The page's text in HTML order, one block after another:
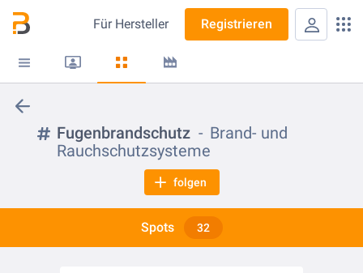
Für Hersteller Registrieren
Fugenbrandschutz
Brand- und
Rauchschutzsysteme
folgen
Spots 32